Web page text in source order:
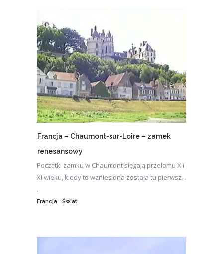
Francja – Chaumont-sur-Loire – zamek
renesansowy
Początki zamku w Chaumont sięgają przełomu X i
XI wieku, kiedy to wzniesiona została tu pierwsz. .
.
Francja Świat